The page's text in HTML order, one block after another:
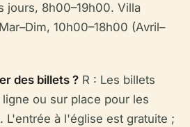
jours, 8h00–19h00. Villa
10h00–18h00 (Avril–
des billets ? R : Les billets
ou sur place pour les
L'entrée à l'église est gratuite ;